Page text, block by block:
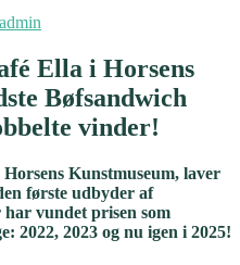
admin
Ella i Horsens
Bøfsandwich
vinder!
Kunstmuseum, laver
første udbyder af
vundet prisen som
2022, 2023 og nu igen i 2025!